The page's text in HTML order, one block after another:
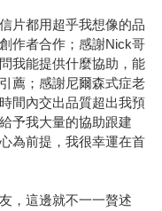
片都用超乎我想像的品
作者合作；感謝Nick哥
我能提供什麼協助，能
薦；感謝尼爾森式症老
間內交出品質超出我預
予我大量的協助跟建
為前提，我很幸運在首
，這邊就不一一贅述